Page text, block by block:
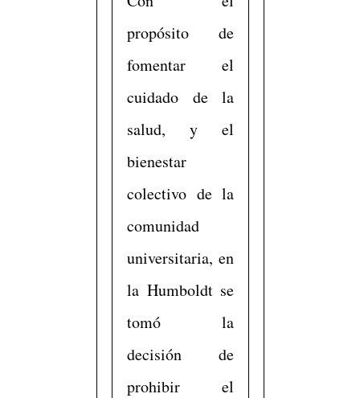
propósito de
fomentar el
cuidado de la
salud, y el
bienestar
colectivo de la
comunidad
universitaria, en
la Humboldt se
tomó la
decisión de
prohibir el